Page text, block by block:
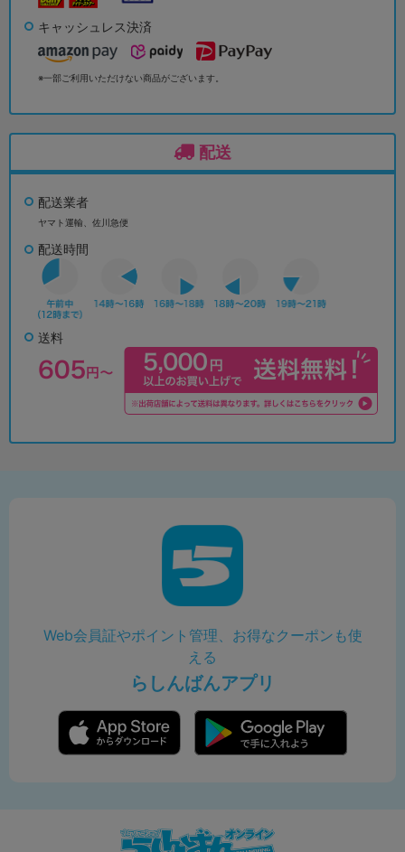
キャッシュレス決済
※一部ご利用いただけない商品がございます。
配送
配送業者
ヤマト運輸、佐川急便
配送時間
送料
Web会員証やポイント管理、お得なクーポンも使
える
らしんばんアプリ